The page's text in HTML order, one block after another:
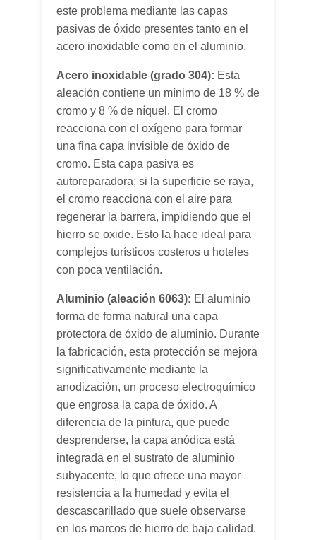
este problema mediante las capas
pasivas de óxido presentes tanto en el
acero inoxidable como en el aluminio.
Acero inoxidable (grado 304): Esta
aleación contiene un mínimo de 18 % de
cromo y 8 % de níquel. El cromo
reacciona con el oxígeno para formar
una fina capa invisible de óxido de
cromo. Esta capa pasiva es
autoreparadora; si la superficie se raya,
el cromo reacciona con el aire para
regenerar la barrera, impidiendo que el
hierro se oxide. Esto la hace ideal para
complejos turísticos costeros u hoteles
con poca ventilación.
Aluminio (aleación 6063): El aluminio
forma de forma natural una capa
protectora de óxido de aluminio. Durante
la fabricación, esta protección se mejora
significativamente mediante la
anodización, un proceso electroquímico
que engrosa la capa de óxido. A
diferencia de la pintura, que puede
desprenderse, la capa anódica está
integrada en el sustrato de aluminio
subyacente, lo que ofrece una mayor
resistencia a la humedad y evita el
descascarillado que suele observarse
en los marcos de hierro de baja calidad.